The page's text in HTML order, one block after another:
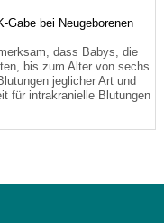
Gabe bei Neugeborenen
dass Babys, die
bis zum Alter von sechs
jeglicher Art und
für intrakranielle Blutungen